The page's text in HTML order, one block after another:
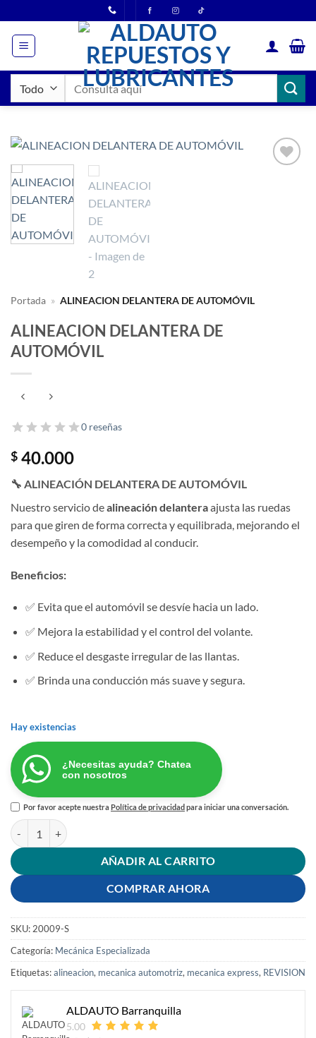
al
contenido
Buscar
Portada » ALINEACION DELANTERA DE AUTOMÓVIL
ALINEACION DELANTERA DE
AUTOMÓVIL
0 reseñas
$ 40.000
🔧 ALINEACIÓN DELANTERA DE AUTOMÓVIL
Nuestro servicio dealineación delanteraajusta las ruedas
para que giren de forma correcta y equilibrada, mejorando el
desempeño y la comodidad al conducir.
Beneficios:
✅ Evita que el automóvil se desvíe hacia un lado.
✅ Mejora la estabilidad y el control del volante.
✅ Reduce el desgaste irregular de las llantas.
✅ Brinda una conducción más suave y segura.
Hay existencias
¿Necesitas ayuda? Chatea
con nosotros
Por favor acepte nuestraPolítica de privacidadpara iniciar una conversación.
ALINEACION DELANTERA DE AUTOMÓVIL cantidad
AÑADIR AL CARRITO
COMPRAR AHORA
SKU: 20009-S
Categoría: Mecánica Especializada
Etiquetas:alineacion, mecanica automotriz, mecanica express, REVISION
ALDAUTO Barranquilla
5.00